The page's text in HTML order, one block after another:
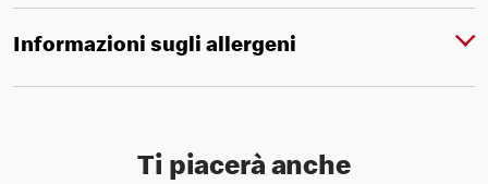
Informazioni sugli allergeni
Ti piacerà anche